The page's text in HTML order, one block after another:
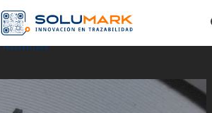
Skip to footer